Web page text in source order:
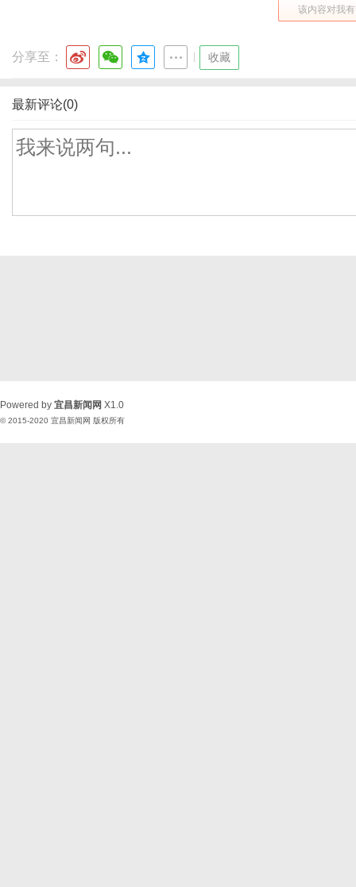
该内容对我
分享至： 收藏
最新评论(0)
Powered by 宜昌新闻网 X1.0
© 2015-2020 宜昌新闻网 版权所有